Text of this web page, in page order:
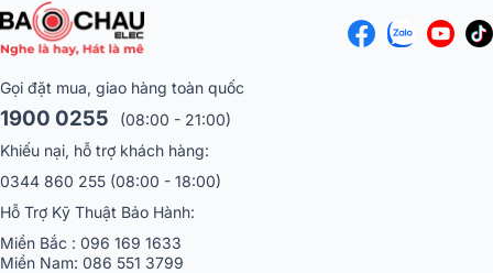
Gọi đặt mua, giao hàng toàn quốc
1900 0255
(08:00 - 21:00)
Khiếu nại, hỗ trợ khách hàng:
0344 860 255 (08:00 - 18:00)
Hỗ Trợ Kỹ Thuật Bảo Hành:
Miền Bắc : 096 169 1633
Miền Nam: 086 551 3799